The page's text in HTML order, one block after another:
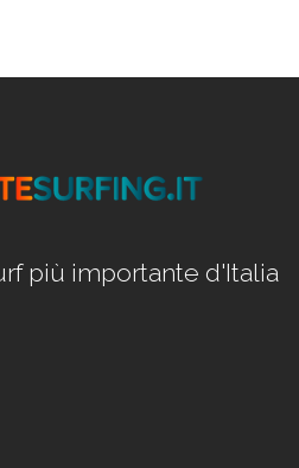
più importante d'Italia